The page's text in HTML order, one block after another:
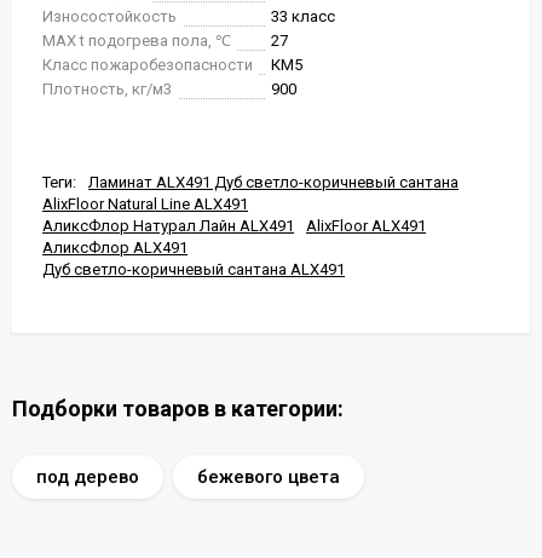
Износостойкость
33 класс
MAX t подогрева пола, ℃
27
Класс пожаробезопасности
КМ5
Плотность, кг/м3
900
Теги:
Ламинат ALX491 Дуб светло-коричневый сантана
AlixFloor Natural Line ALX491
АликсФлор Натурал Лайн ALX491
AlixFloor ALX491
АликсФлор ALX491
Дуб светло-коричневый сантана ALX491
Подборки товаров в категории:
под дерево бежевого цвета